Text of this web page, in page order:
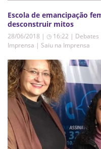
Escola de emancipação
desconstruir mitos
28/06/2018 | ◷ 16:22 |
Imprensa | Saiu na Imprensa